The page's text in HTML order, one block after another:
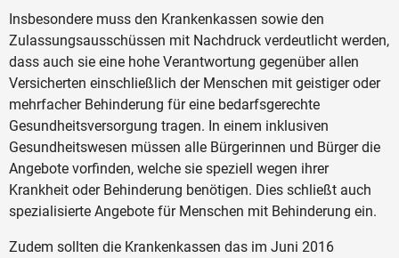
Insbesondere muss den Krankenkassen sowie den
Zulassungsausschüssen mit Nachdruck verdeutlicht werden,
dass auch sie eine hohe Verantwortung gegenüber allen
Versicherten einschließlich der Menschen mit geistiger oder
mehrfacher Behinderung für eine bedarfsgerechte
Gesundheitsversorgung tragen. In einem inklusiven
Gesundheitswesen müssen alle Bürgerinnen und Bürger die
Angebote vorfinden, welche sie speziell wegen ihrer
Krankheit oder Behinderung benötigen. Dies schließt auch
spezialisierte Angebote für Menschen mit Behinderung ein.
Zudem sollten die Krankenkassen das im Juni 2016